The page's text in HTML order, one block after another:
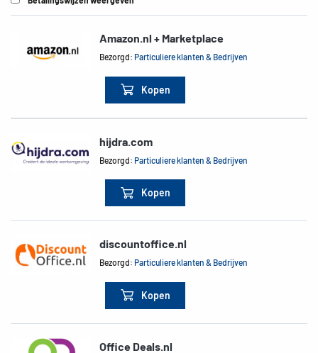
Amazon.nl + Marketplace
Bezorgd:Particuliere klanten & Bedrijven
Kopen
hijdra.com
Bezorgd:Particuliere klanten & Bedrijven
Kopen
discountoffice.nl
Bezorgd:Particuliere klanten & Bedrijven
Kopen
Office Deals.nl